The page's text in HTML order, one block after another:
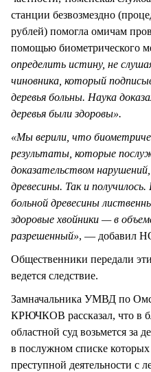
станции безвозмездно
рублей) помогла омичам
помощью биометрического
определить истину, не
чиновника, который
деревья больны. Наука
деревья были здоровы».
«Мы верили, что
результаты, которые
доказательством
древесины. Так и
больной древесины
здоровые хвойники — в
разрешенный», — добавил
Общественники передали
ведется следствие.
Замначальника УМВД по
КРЮЧКОВ рассказал, что в
областной суд возьмется
в послужном списке которых
преступной деятельности с